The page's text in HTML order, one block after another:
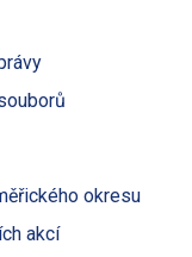
okresu
akcí